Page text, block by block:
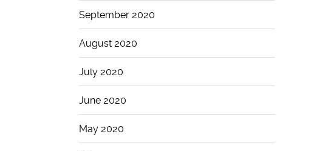
September 2020
August 2020
July 2020
June 2020
May 2020